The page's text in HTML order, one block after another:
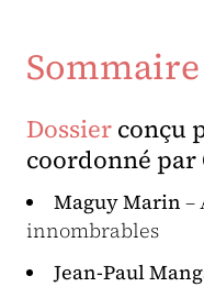
Sommaire
Dossier conçu
coordonné
Maguy Marin –
innombrables
Jean-Paul